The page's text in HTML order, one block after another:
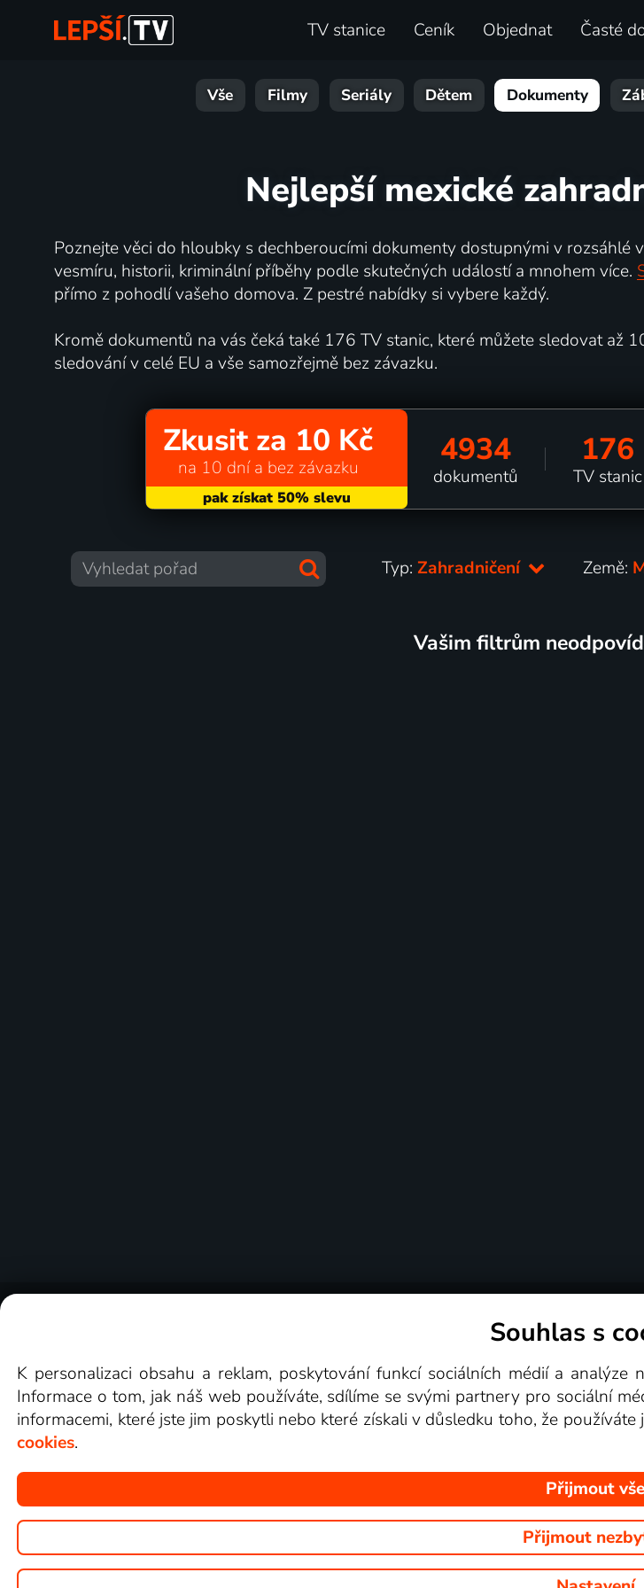
TV stanice Ceník Objednat Časté
Vše Filmy Seriály Dětem Dokumenty
Nejlepší mexické
Poznejte věci do hloubky s dechberoucími dokumenty dostupnými v rozsáhlé
vesmíru, historii, kriminální příběhy podle skutečných událostí a mnohem více.
přímo z pohodlí vašeho domova. Z pestré nabídky si vybere každý.
Kromě dokumentů na vás čeká také 176 TV stanic, které můžete sledovat až
sledování v celé EU a vše samozřejmě bez závazku.
Zkusit za 10 Kč
na 10 dní a bez závazku 4934
dokumentů
176
TV stanic
Typ: Zahradničení Země:
Vašim filtrům
Videotéka
Copyright © goNET s.r.o. Na tomto webu jsou zobrazovány obrázky
Souhlas s
K personalizaci obsahu a reklam, poskytování funkcí sociálních médií a analýze
Informace o tom, jak náš web používáte, sdílíme se svými partnery pro sociální
informacemi, které jste jim poskytli nebo které získali v důsledku toho, že
cookies.
Přijmout vše
Přijmout